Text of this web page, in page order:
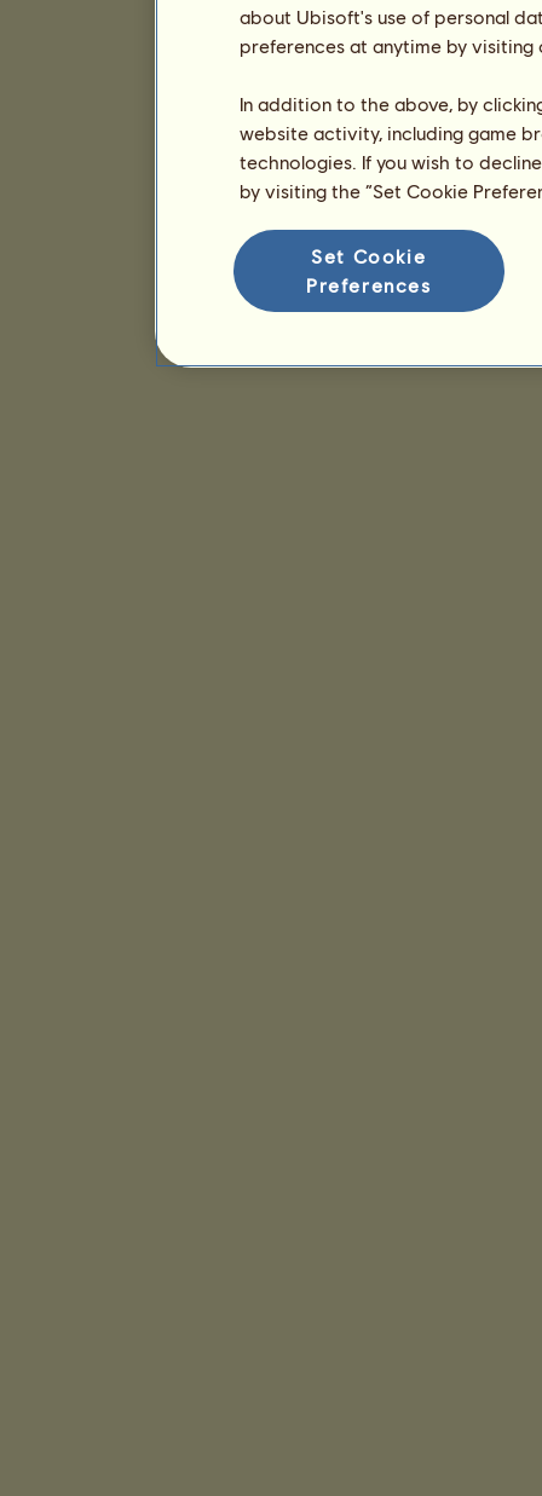
about Ubisoft's use of personal
preferences at anytime by
In addition to the above, by
website activity, including game
technologies. If you wish to
by visiting the “Set Cookie
Set Cookie
Preferences